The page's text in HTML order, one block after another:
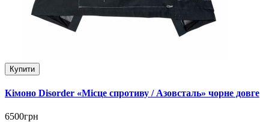
Купити
Кімоно Disorder «Місце спротиву / Азовсталь» чорне довге
6500грн